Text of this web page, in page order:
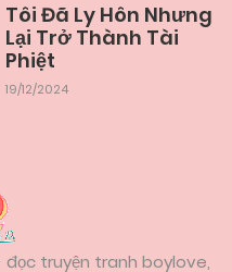
Tôi Đã Ly Hôn Nhưng
Lại Trở Thành Tài
Phiệt
19/12/2024
truyện tranh boylove,